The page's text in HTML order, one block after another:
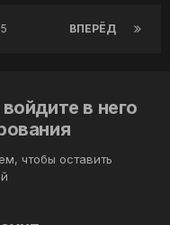
ВПЕРЁД
в него
чтобы оставить